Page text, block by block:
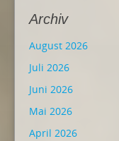
Archiv
August 2026
Juli 2026
Juni 2026
Mai 2026
April 2026